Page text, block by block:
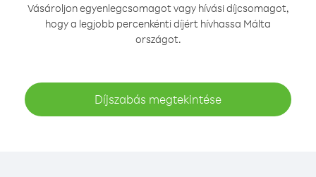
Vásároljon egyenlegcsomagot vagy hívási díjcsomagot,
hogy a legjobb percenkénti díjért hívhassa Málta
országot.
Díjszabás megtekintése